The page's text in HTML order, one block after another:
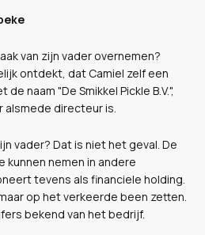
van zijn vader overnemen?
ontdekt, dat Camiel zelf een
naam "De Smikkel Pickle B.V.",
alsmede directeur is.
vader? Dat is niet het geval. De
kunnen nemen in andere
tevens als financiele holding.
op het verkeerde been zetten.
bekend van het bedrijf.